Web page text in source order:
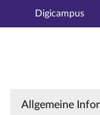
Digicampus
Seminar:
Allgemeine